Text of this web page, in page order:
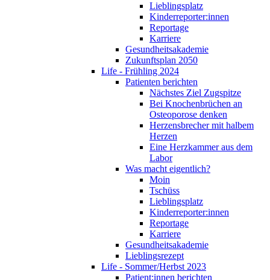
Lieblingsplatz
Kinderreporter:innen
Reportage
Karriere
Gesundheitsakademie
Zukunftsplan 2050
Life - Frühling 2024
Patienten berichten
Nächstes Ziel Zugspitze
Bei Knochenbrüchen an
Osteoporose denken
Herzensbrecher mit halbem
Herzen
Eine Herzkammer aus dem
Labor
Was macht eigentlich?
Moin
Tschüss
Lieblingsplatz
Kinderreporter:innen
Reportage
Karriere
Gesundheitsakademie
Lieblingsrezept
Life - Sommer/Herbst 2023
Patient:innen berichten